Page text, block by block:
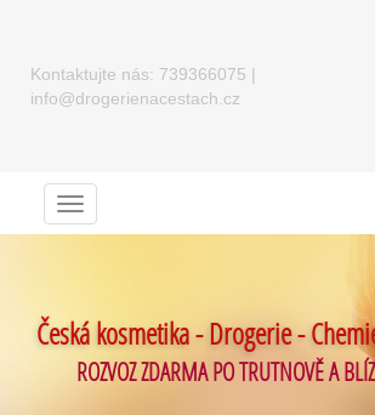
Kontaktujte nás: 739366075 |
info@drogerienacestach.cz
Menu
Česká kosmetika - Drogerie -
ROZVOZ ZDARMA PO TRUTNOVĚ A